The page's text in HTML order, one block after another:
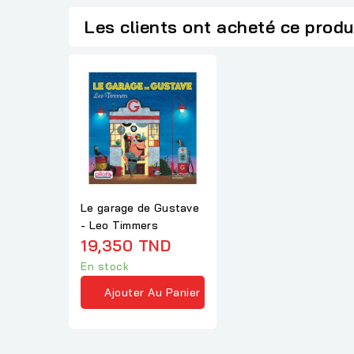
Les clients ont acheté ce
Le garage de Gustave
- Leo Timmers
19,350 TND
En stock
Ajouter Au Panier